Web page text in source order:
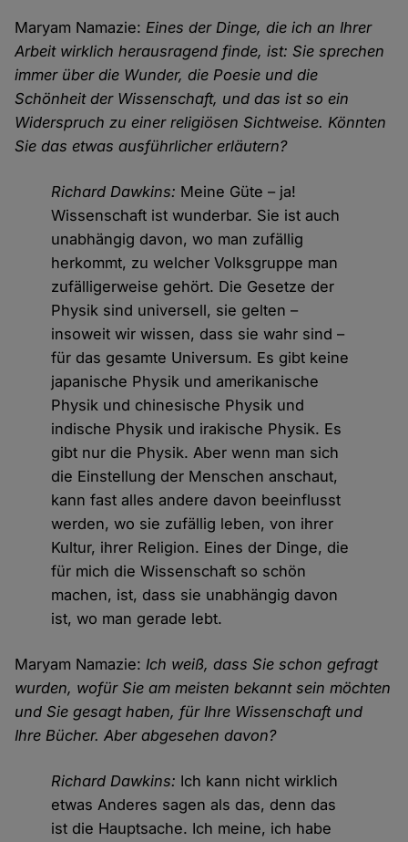
Maryam Namazie:Eines der Dinge, die ich an Ihrer
Arbeit wirklich herausragend finde, ist: Sie sprechen
immer über die Wunder, die Poesie und die
Schönheit der Wissenschaft, und das ist so ein
Widerspruch zu einer religiösen Sichtweise. Könnten
Sie das etwas ausführlicher erläutern?
Richard Dawkins: Meine Güte – ja!
Wissenschaft ist wunderbar. Sie ist auch
unabhängig davon, wo man zufällig
herkommt, zu welcher Volksgruppe man
zufälligerweise gehört. Die Gesetze der
Physik sind universell, sie gelten –
insoweit wir wissen, dass sie wahr sind –
für das gesamte Universum. Es gibt keine
japanische Physik und amerikanische
Physik und chinesische Physik und
indische Physik und irakische Physik. Es
gibt nur die Physik. Aber wenn man sich
die Einstellung der Menschen anschaut,
kann fast alles andere davon beeinflusst
werden, wo sie zufällig leben, von ihrer
Kultur, ihrer Religion. Eines der Dinge, die
für mich die Wissenschaft so schön
machen, ist, dass sie unabhängig davon
ist, wo man gerade lebt.
Maryam Namazie:Ich weiß, dass Sie schon gefragt
wurden, wofür Sie am meisten bekannt sein möchten
und Sie gesagt haben, für Ihre Wissenschaft und
Ihre Bücher. Aber abgesehen davon?
Richard Dawkins: Ich kann nicht wirklich
etwas Anderes sagen als das, denn das
ist die Hauptsache. Ich meine, ich habe